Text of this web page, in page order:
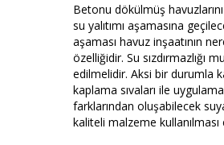
Betonu dökülmüş
su yalıtımı aşamasına
aşaması havuz inşaatının
özelliğidir. Su sızdırmazlığı
edilmelidir. Aksi bir durumla
kaplama sıvaları ile
farklarından oluşabilecek
kaliteli malzeme kullanılması